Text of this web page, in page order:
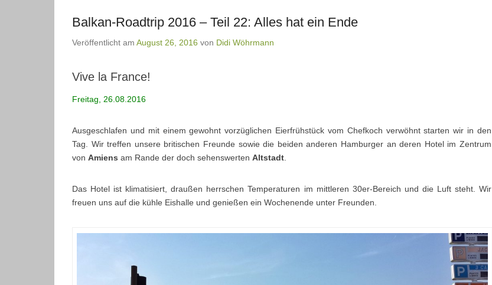
Balkan-Roadtrip 2016 – Teil 22: Alles hat ein Ende
Veröffentlicht am August 26, 2016 von Didi Wöhrmann
Vive la France!
Freitag, 26.08.2016
Ausgeschlafen und mit einem gewohnt vorzüglichen Eierfrühstück vom Chefkoch verwöhnt starten wir in den
Tag. Wir treffen unsere britischen Freunde sowie die beiden anderen Hamburger an deren Hotel im Zentrum
von Amiens am Rande der doch sehenswerten Altstadt
Das Hotel ist klimatisiert, draußen herrschen Temperaturen im mittleren 30er-Bereich und die Luft steht. Wir
freuen uns auf die kühle Eishalle und genießen ein Wochenende unter Freunden.